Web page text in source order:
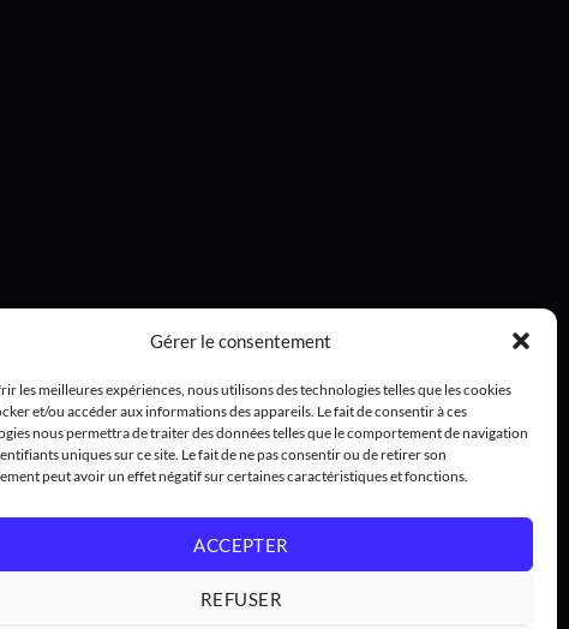
Gérer le consentement
les meilleures expériences, nous utilisons des technologies telles que les cookies
et/ou accéder aux informations des appareils. Le fait de consentir à ces
nous permettra de traiter des données telles que le comportement de navigation
uniques sur ce site. Le fait de ne pas consentir ou de retirer son
peut avoir un effet négatif sur certaines caractéristiques et fonctions.
ACCEPTER
REFUSER